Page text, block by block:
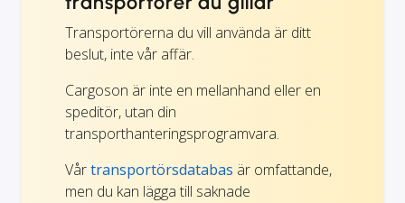
Transportörerna du vill använda är ditt
beslut, inte vår affär.
Cargoson är inte en mellanhand eller en
speditör, utan din
transporthanteringsprogramvara.
Vårtransportörsdatabas är omfattande,
men du kan lägga till saknade